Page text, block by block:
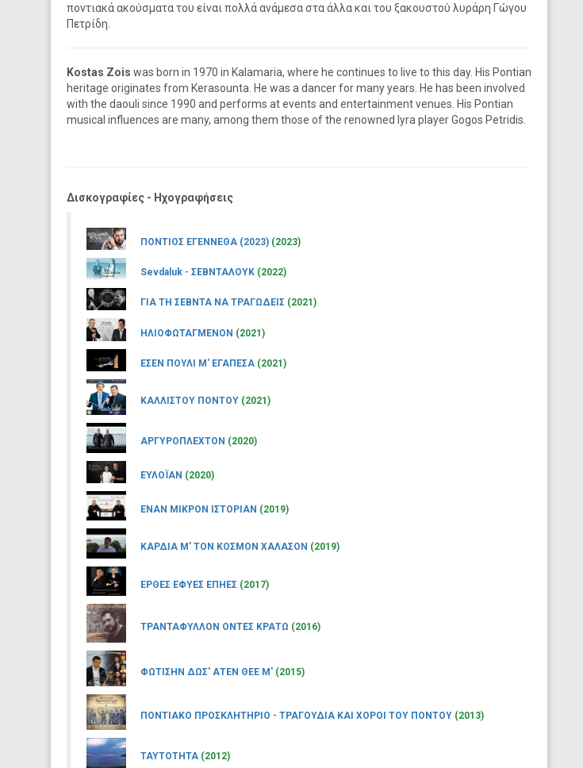
ποντιακά ακούσματα του είναι πολλά ανάμεσα στα άλλα και του ξακουστού λυράρη Γώγου
Πετρίδη.
Kostas Zois was born in 1970 in Kalamaria, where he continues to live to this day. His Pontian
heritage originates from Kerasounta. He was a dancer for many years. He has been involved
with the daouli since 1990 and performs at events and entertainment venues. His Pontian
musical influences are many, among them those of the renowned lyra player Gogos Petridis.
Δισκογραφίες - Ηχογραφήσεις
ΠΟΝΤΙΟΣ ΕΓΕΝΝΕΘΑ (2023) (2023)
Sevdaluk - ΣΕΒΝΤΑΛΟΥΚ (2022)
ΓΙΑ ΤΗ ΣΕΒΝΤΑ ΝΑ ΤΡΑΓΩΔΕΙΣ (2021)
ΗΛΙΟΦΩΤΑΓΜΕΝΟΝ (2021)
ΕΣΕΝ ΠΟΥΛΙ Μ' ΕΓΑΠΕΣΑ (2021)
ΚΑΛΛΙΣΤΟΥ ΠΟΝΤΟΥ (2021)
ΑΡΓΥΡΟΠΛΕΧΤΟΝ (2020)
ΕΥΛΟΪΑΝ (2020)
ΕΝΑΝ ΜΙΚΡΟΝ ΙΣΤΟΡΙΑΝ (2019)
ΚΑΡΔΙΑ Μ' ΤΟΝ ΚΟΣΜΟΝ ΧΑΛΑΣΟΝ (2019)
ΕΡΘΕΣ ΕΦΥΕΣ ΕΠΗΕΣ (2017)
ΤΡΑΝΤΑΦΥΛΛΟΝ ΟΝΤΕΣ ΚΡΑΤΩ (2016)
ΦΩΤΙΣΗΝ ΔΩΣ' ΑΤΕΝ ΘΕΕ Μ' (2015)
ΠΟΝΤΙΑΚΟ ΠΡΟΣΚΛΗΤΗΡΙΟ - ΤΡΑΓΟΥΔΙΑ ΚΑΙ ΧΟΡΟΙ ΤΟΥ ΠΟΝΤΟΥ (2013)
ΤΑΥΤΟΤΗΤΑ (2012)